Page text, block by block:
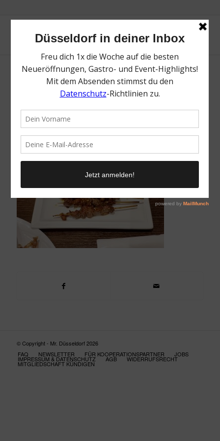
Chuan Wei Chan | Die besten asiatischen
© Copyright - Mr. Düsseldorf 2026
FAQ
NEWSLETTER FÜR KOOPERATIONSPARTNER JOBS
IMPRESSUM & DATENSCHUTZ AGB WIDERRUFSRECHT
MITGLIEDSCHAFT KÜNDIGEN